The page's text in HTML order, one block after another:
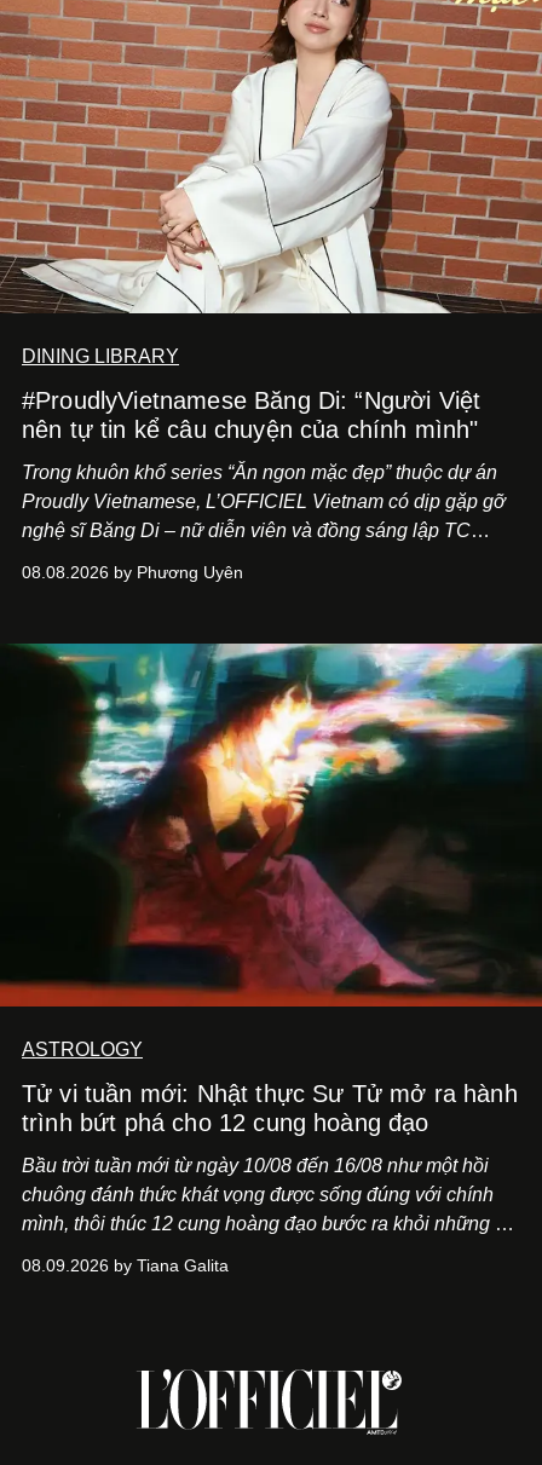
DINING LIBRARY
#ProudlyVietnamese Băng Di: “Người Việt
nên tự tin kể câu chuyện của chính mình"
Trong khuôn khổ series “Ăn ngon mặc đẹp” thuộc dự án
Proudly Vietnamese, L’OFFICIEL Vietnam có dịp gặp gỡ
nghệ sĩ Băng Di – nữ diễn viên và đồng sáng lập TC
Kitchen Bar và SALEM tại TP.HCM.
08.08.2026 by Phương Uyên
ASTROLOGY
Tử vi tuần mới: Nhật thực Sư Tử mở ra hành
trình bứt phá cho 12 cung hoàng đạo
Bầu trời tuần mới từ ngày 10/08 đến 16/08 như một hồi
chuông đánh thức khát vọng được sống đúng với chính
mình, thôi thúc 12 cung hoàng đạo bước ra khỏi những vỏ
08.09.2026 by Tiana Galita